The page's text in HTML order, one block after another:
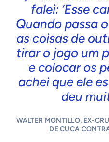
falei: ‘Esse
Quando passa
as coisas de
tirar o jogo um
e colocar os
achei que ele
deu
WALTER MONTILLO, EX-
DE CUCA